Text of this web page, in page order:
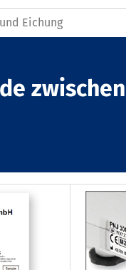
Eichung